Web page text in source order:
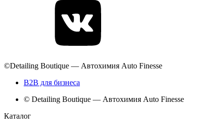
©Detailing Boutique — Автохимия Auto Finesse
B2B для бизнеса
© Detailing Boutique — Автохимия Auto Finesse
Каталог